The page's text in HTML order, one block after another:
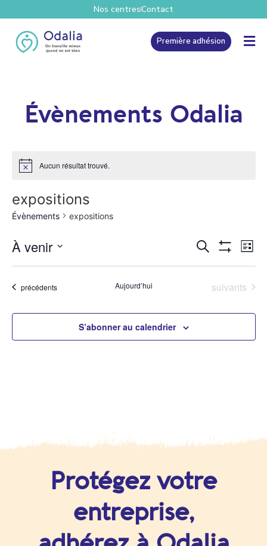
Nos centresContact
Première adhésion
Évènements Odalia
Aucun résultat trouvé.
expositions
Évènements expositions
et
de
vues
Recherche
de
Liste
À venir
Évènements
précédents Aujourd’hui Évènements
suivants
S’abonner au calendrier
Protégez votre
entreprise,